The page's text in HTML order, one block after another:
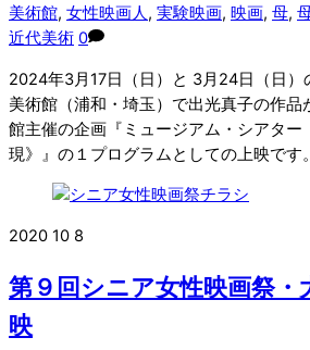
美術館, 女性映画人, 実験映画, 映画, 母,
近代美術 0
2024年3月17日（日）と 3月24日（日）
美術館（浦和・埼玉）で出光真子の作品
館主催の企画『ミュージアム・シアター
現》』の１プログラムとしての上映で
2020 10 8
第９回シニア女性映画祭
映